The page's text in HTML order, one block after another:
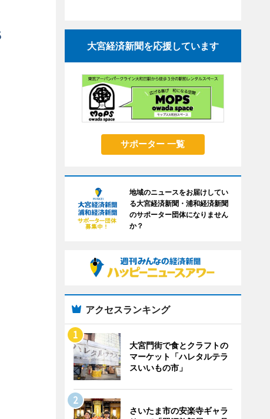
大宮経済新聞を応援しています
サポーター 一覧
地域のニュースをお届けしてい
る大宮経済新聞・浦和経済新聞
のサポーター団体になりません
か？
アクセスランキング
大宮門街で食とクラフトの
マーケット「ハレタルテラ
スいいもの市」
さいたま市の安楽寺ギャラ